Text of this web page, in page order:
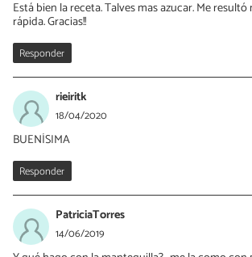
Está bien la receta. Talves mas azucar. Me
rápida. Gracias!!
Responder
rieiritk
18/04/2020
BUENÍSIMA
Responder
PatriciaTorres
14/06/2019